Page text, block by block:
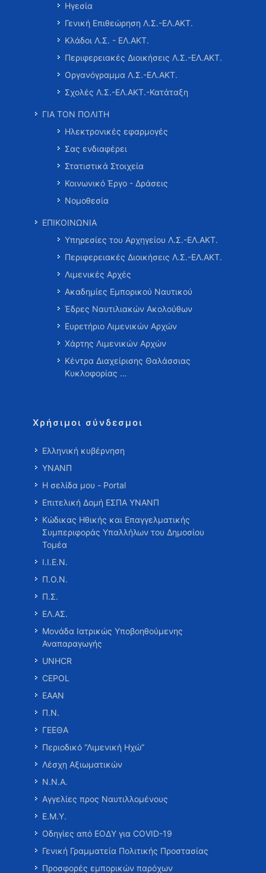
Ηγεσία
Γενική Επιθεώρηση Λ.Σ.-ΕΛ.ΑΚΤ.
Κλάδοι Λ.Σ. - ΕΛ.ΑΚΤ.
Περιφερειακές Διοικήσεις Λ.Σ.-ΕΛ.ΑΚΤ.
Οργανόγραμμα Λ.Σ.-ΕΛ.ΑΚΤ.
Σχολές Λ.Σ.-ΕΛ.ΑΚΤ.-Κατάταξη
ΓΙΑ ΤΟΝ ΠΟΛΙΤΗ
Ηλεκτρονικές εφαρμογές
Σας ενδιαφέρει
Στατιστικά Στοιχεία
Κοινωνικό Έργο - Δράσεις
Νομοθεσία
ΕΠΙΚΟΙΝΩΝΙΑ
Υπηρεσίες του Αρχηγείου Λ.Σ.-ΕΛ.ΑΚΤ.
Περιφερειακές Διοικήσεις Λ.Σ.-ΕΛ.ΑΚΤ.
Λιμενικές Αρχές
Ακαδημίες Εμπορικού Ναυτικού
Έδρες Ναυτιλιακών Ακολούθων
Ευρετήριο Λιμενικών Αρχών
Χάρτης Λιμενικών Αρχών
Κέντρα Διαχείρισης Θαλάσσιας
Κυκλοφορίας …
Χρήσιμοι σύνδεσμοι
Ελληνική κυβέρνηση
ΥΝΑΝΠ
Η σελίδα μου - Portal
Επιτελική Δομή ΕΣΠΑ ΥΝΑΝΠ
Κώδικας Ηθικής και Επαγγελματικής
Συμπεριφοράς Υπαλλήλων του Δημοσίου
Τομέα
Ι.Ι.Ε.Ν.
Π.Ο.Ν.
Π.Σ.
ΕΛ.ΑΣ.
Μονάδα Ιατρικώς Υποβοηθούμενης
Αναπαραγωγής
UNHCR
CEPOL
ΕΑΑΝ
Π.Ν.
ΓΕΕΘΑ
Περιοδικό “Λιμενική Ηχώ”
Λέσχη Αξιωματικών
Ν.Ν.Α.
Αγγελίες προς Ναυτιλλομένους
Ε.Μ.Υ.
Οδηγίες από ΕΟΔΥ για COVID-19
Γενική Γραμματεία Πολιτικής Προστασίας
Προσφορές εμπορικών παρόχων